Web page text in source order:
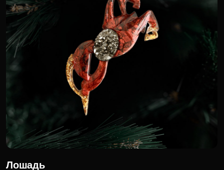
Абстрактная змея
Для корпоративных клиентов доступна